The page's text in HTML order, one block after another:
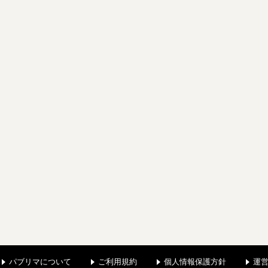
パブリマについて ご利用規約 個人情報保護方針 運